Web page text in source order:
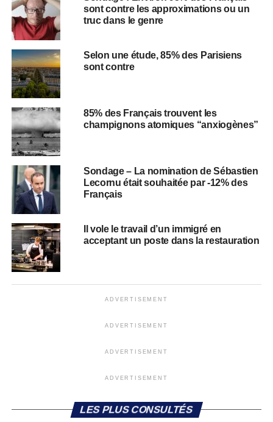
sont contre les approximations ou un
truc dans le genre
Selon une étude, 85% des Parisiens
sont contre
85% des Français trouvent les
champignons atomiques “anxiogènes”
Sondage – La nomination de Sébastien
Lecornu était souhaitée par -12% des
Français
Il vole le travail d’un immigré en
acceptant un poste dans la restauration
ADVERTISEMENT
ADVERTISEMENT
ADVERTISEMENT
ADVERTISEMENT
LES PLUS CONSULTÉS